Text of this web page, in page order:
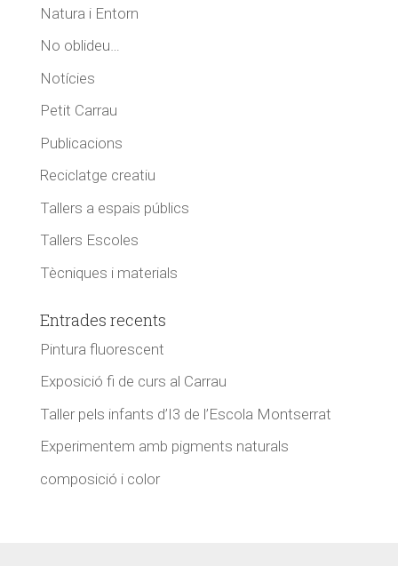
Natura i Entorn
No oblideu…
Notícies
Petit Carrau
Publicacions
Reciclatge creatiu
Tallers a espais públics
Tallers Escoles
Tècniques i materials
Entrades recents
Pintura fluorescent
Exposició fi de curs al Carrau
Taller pels infants d’I3 de l’Escola Montserrat
Experimentem amb pigments naturals
composició i color